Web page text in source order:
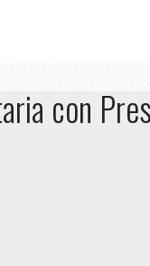
con